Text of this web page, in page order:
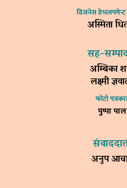
विजनेस
अस्मिता
अम्बिका
लक्ष्मी
फोटो
पुष्पा पाल
अनुप